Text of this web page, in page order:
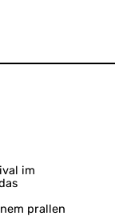
im
prallen